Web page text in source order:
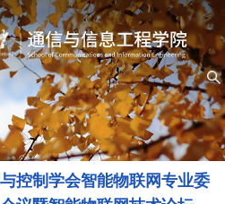
控制学会智能物联网专业委